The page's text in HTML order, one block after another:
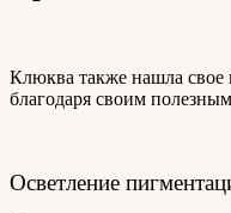
Клюква также нашла свое
благодаря своим
Осветление